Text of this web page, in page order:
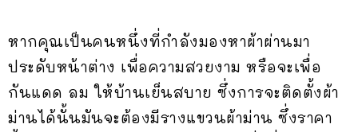
หากคุณเป็นคนหนึ่งที่กำลังมองหาผ้าผ่านมา
ประดับหน้าต่าง เพื่อความสวยงาม หรือจะเพื่อ
กันแดด ลม ให้บ้านเย็นสบาย ซึ่งการจะติดตั้งผ้า
ม่านได้นั้นมันจะต้องมีรางแขวนผ้าม่าน ซึ่งราคา